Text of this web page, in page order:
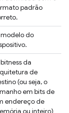
padrão
do
da
de
(ou seja, o
em bits de
endereço de
ou inteiro)